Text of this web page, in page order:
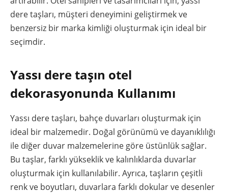
dere taşları, müşteri deneyimini geliştirmek ve
benzersiz bir marka kimliği oluşturmak için ideal bir
seçimdir.
Yassı dere taşın otel
dekorasyonunda Kullanımı
Yassı dere taşları, bahçe duvarları oluşturmak için
ideal bir malzemedir. Doğal görünümü ve dayanıklılığı
ile diğer duvar malzemelerine göre üstünlük sağlar.
Bu taşlar, farklı yükseklik ve kalınlıklarda duvarlar
oluşturmak için kullanılabilir. Ayrıca, taşların çeşitli
renk ve boyutları, duvarlara farklı dokular ve desenler